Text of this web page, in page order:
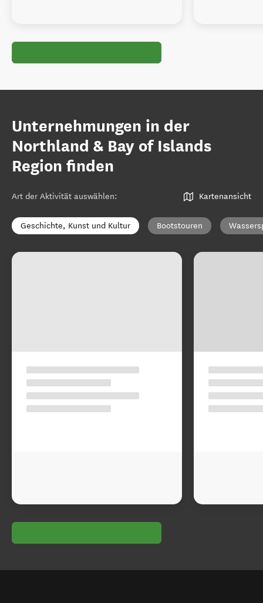
Unternehmungen in der
Northland & Bay of Islands
Region finden
Art der Aktivität auswählen: Kartenansicht
Geschichte, Kunst und Kultur Bootstouren